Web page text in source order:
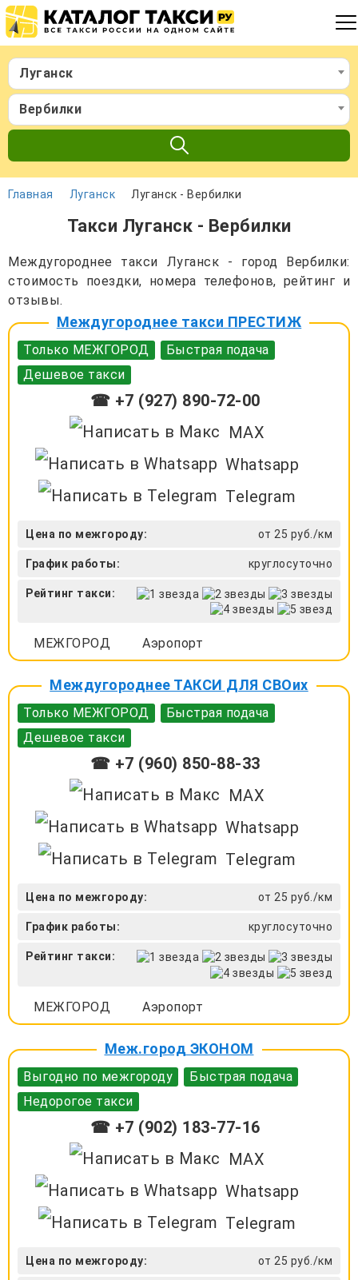
Луганск
Вербилки
Главная Луганск Луганск - Вербилки
Такси Луганск - Вербилки
Междугороднее такси Луганск - город Вербилки:
стоимость поездки, номера телефонов, рейтинг и
отзывы.
Междугороднее такси ПРЕСТИЖ
Только МЕЖГОРОД
Быстрая подача
Дешевое такси
☎ +7 (927) 890-72-00
MAX
Whatsapp
Telegram
Цена по межгороду: от 25 руб./км
График работы: круглосуточно
Рейтинг такси:
МЕЖГОРОД Аэропорт
Междугороднее ТАКСИ ДЛЯ СВОих
Только МЕЖГОРОД
Быстрая подача
Дешевое такси
☎ +7 (960) 850-88-33
MAX
Whatsapp
Telegram
Цена по межгороду: от 25 руб./км
График работы: круглосуточно
Рейтинг такси:
МЕЖГОРОД Аэропорт
Меж.город ЭКОНОМ
Выгодно по межгороду
Быстрая подача
Недорогое такси
☎ +7 (902) 183-77-16
MAX
Whatsapp
Telegram
Цена по межгороду: от 25 руб./км